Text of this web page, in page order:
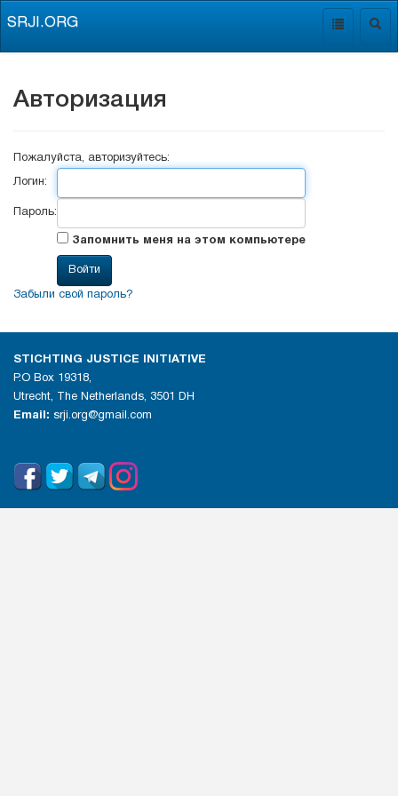
Toggle
SRJI.ORG
Авторизация
Пожалуйста, авторизуйтесь:
Логин:
Пароль:
Запомнить меня на этом компьютере
Забыли свой пароль?
STICHTING JUSTICE INITIATIVE
P.O Box 19318,
Utrecht, The Netherlands, 3501 DH
Email: srji.org@gmail.com